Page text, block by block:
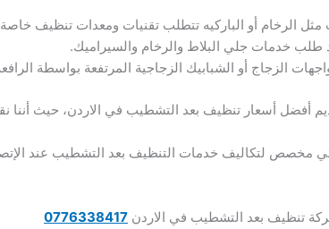
مثل الرخام أو الباركيه تتطلب تقنيات ومعدات تنظيف
طلب خدمات جلي البلاط والرخام والسيراميك.
الزجاج أو الشبابيك الزجاجية المرتفعة بواسطة
أفضل أسعار تنظيف بعد التشطيب في الاردن، حيث أننا
لتكاليف خدمات التنظيف بعد التشطيب عند
تنظيف بعد التشطيب في الاردن0776338417